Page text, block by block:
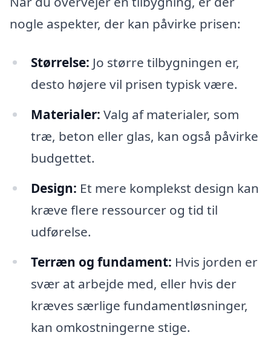
nogle aspekter, der kan påvirke prisen:
Størrelse: Jo større tilbygningen er,
desto højere vil prisen typisk være.
Materialer: Valg af materialer, som
træ, beton eller glas, kan også påvirke
budgettet.
Design: Et mere komplekst design kan
kræve flere ressourcer og tid til
udførelse.
Terræn og fundament: Hvis jorden er
svær at arbejde med, eller hvis der
kræves særlige fundamentløsninger,
kan omkostningerne stige.